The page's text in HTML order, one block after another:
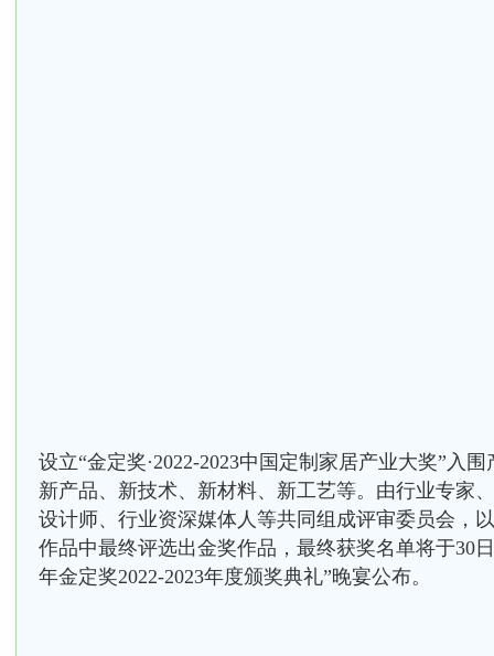
设立“金定奖·2022-2023中国定制家居产业大奖”入
新产品、新技术、新材料、新工艺等。由行业专家
设计师、行业资深媒体人等共同组成评审委员会，
作品中最终评选出金奖作品，最终获奖名单将于30
年金定奖2022-2023年度颁奖典礼”晚宴公布。